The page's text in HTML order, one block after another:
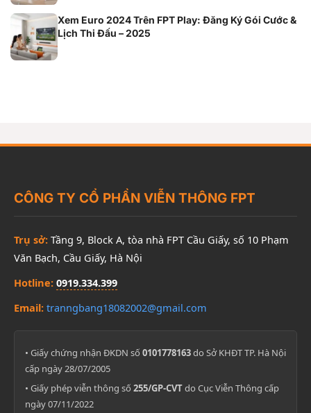
Xem Euro 2024 Trên FPT Play: Đăng Ký Gói Cước &
Lịch Thi Đấu – 2025
CÔNG TY CỔ PHẦN VIỄN THÔNG FPT
Trụ sở: Tầng 9, Block A, tòa nhà FPT Cầu Giấy, số 10 Phạm
Văn Bạch, Cầu Giấy, Hà Nội
Hotline: 0919.334.399
Email: tranngbang18082002@gmail.com
• Giấy chứng nhận ĐKDN số 0101778163do Sở KHĐT TP. Hà Nội
cấp ngày 28/07/2005
• Giấy phép viễn thông số 255/GP-CVTdo Cục Viễn Thông cấp
ngày 07/11/2022